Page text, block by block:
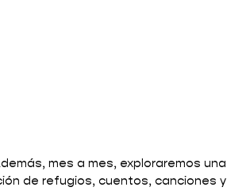
mes a mes, exploraremos una
de refugios, cuentos, canciones y